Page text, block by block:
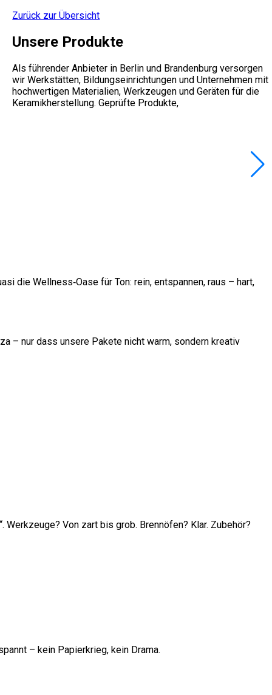
Zurück zur Übersicht
Unsere Produkte
Als führender Anbieter in Berlin und Brandenburg versorgen
wir Werkstätten, Bildungseinrichtungen und Unternehmen mit
hochwertigen Materialien, Werkzeugen und Geräten für die
Keramikherstellung. Geprüfte Produkte,
die Wellness‑Oase für Ton: rein, entspannen, raus – hart,
– nur dass unsere Pakete nicht warm, sondern kreativ
Werkzeuge? Von zart bis grob. Brennöfen? Klar. Zubehör?
– kein Papierkrieg, kein Drama.